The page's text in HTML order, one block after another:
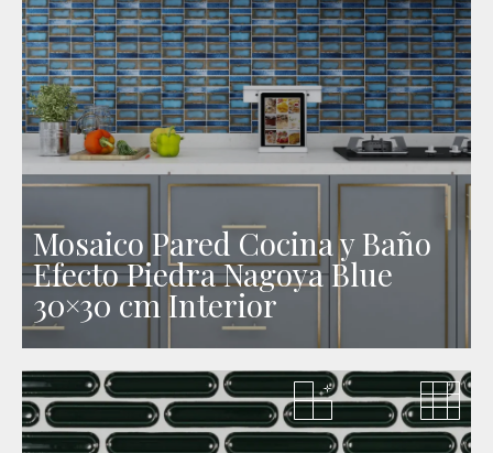
Mosaico Pared Cocina y Baño
Efecto Piedra Nagoya Blue
30×30 cm Interior